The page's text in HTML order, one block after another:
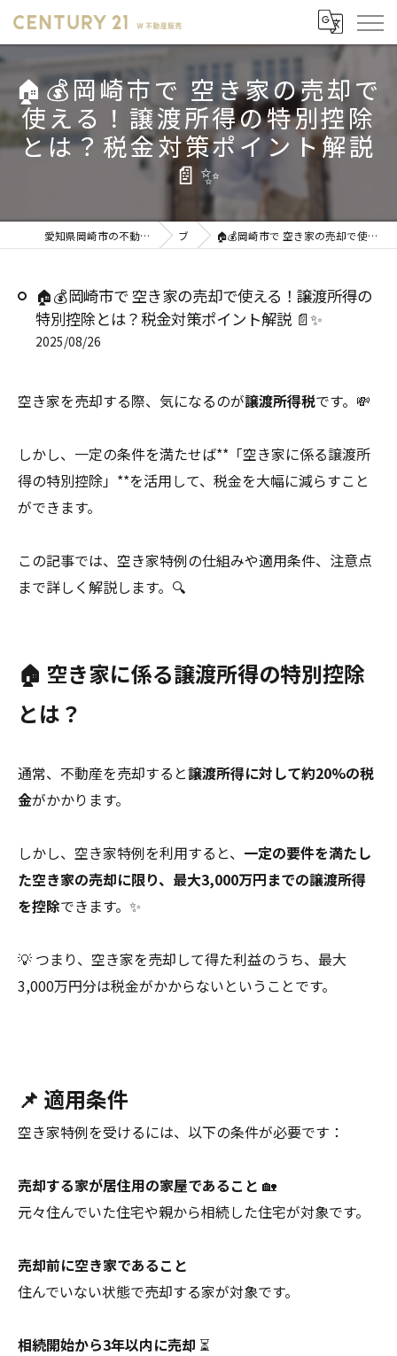
🏠💰岡崎市で 空き家の売却で
使える！譲渡所得の特別控除
とは？税金対策ポイント解説
📄✨
愛知県岡崎市の不動産売却ならセンチュリー21 W不動産販売 ブログ 🏠💰岡崎市で 空き家の売却で使える！譲渡所得の特別控除とは？税金対策ポイント解説 📄✨
🏠💰岡崎市で 空き家の売却で使える！譲渡所得の
特別控除とは？税金対策ポイント解説 📄✨
2025/08/26
空き家を売却する際、気になるのが譲渡所得税です。💸
しかし、一定の条件を満たせば**「空き家に係る譲渡所
得の特別控除」**を活用して、税金を大幅に減らすこと
ができます。
この記事では、空き家特例の仕組みや適用条件、注意点
まで詳しく解説します。🔍
🏠 空き家に係る譲渡所得の特別控除
とは？
通常、不動産を売却すると譲渡所得に対して約20%の税
金がかかります。
しかし、空き家特例を利用すると、 一定の要件を満たし
た空き家の売却に限り、最大3,000万円までの譲渡所得
を控除できます。✨
💡 つまり、空き家を売却して得た利益のうち、最大
3,000万円分は税金がかからないということです。
📌 適用条件
空き家特例を受けるには、以下の条件が必要です：
売却する家が居住用の家屋であること 🏡
元々住んでいた住宅や親から相続した住宅が対象です。
売却前に空き家であること
住んでいない状態で売却する家が対象です。
相続開始から3年以内に売却 ⏳